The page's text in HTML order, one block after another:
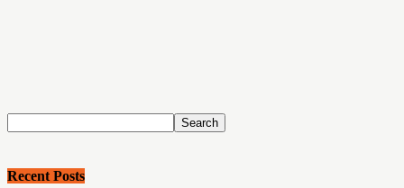
Recent Posts